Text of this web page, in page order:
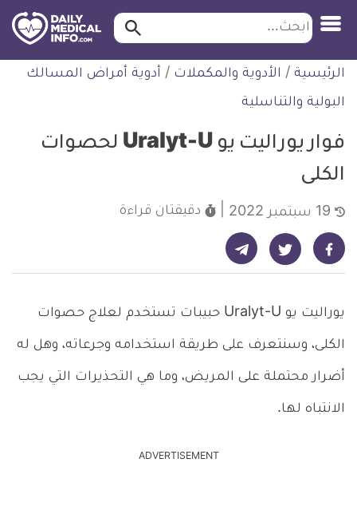
التخطي
للمحتوى
طبية
ابحث ابحث…
الرئيسية / الأدوية والمكملات / أدوية أمراض المسالك
البولية والتناسلية
فوار يوراليت يو Uralyt-U لحصوات
الكلى
دقيقتان قراءة
شارك على فيسبوك - ديلي ميديكال انفو شارك على تويتر - ديلي ميديكال انفو شارك على تيليجرام - ديلي ميديكال انفو
يوراليت يو Uralyt-U حبيبات تستخدم لعلاج حصوات
الكلى، وسنتعرف على طريقة استخدامه وجرعاته، وهل له
أضرار محتملة على المريض، وما هي التحذيرات التي يجب
الانتباه لها.
ADVERTISEMENT